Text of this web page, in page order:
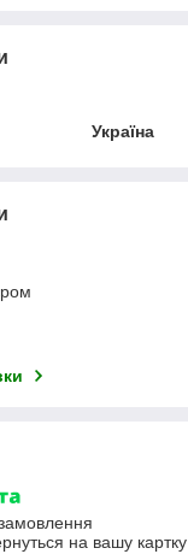
Україна
на вашу картку